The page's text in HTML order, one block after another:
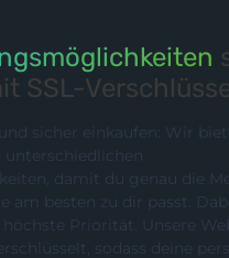
SSL-
sicher einkaufen: Wir
unterschiedlichen
die Methode
am besten zu dir passt.
Unsere Website ist
sodass deine